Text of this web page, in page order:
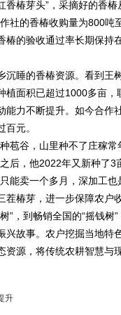
香椿芽头”，采摘好的香
的香椿收购量为800吨
的验收通过率长期保持
的香椿资源。看到王
面积已超过1000多亩，
不断提升。如今合作
元。
谷，山里种不了庄稼常
后，他2022年又新种了3
卖一个多月，深加工也
椿芽，进一步保障农户收
到畅销全国的“摇钱树”
兴故事。农户挖掘当地
资源，将传统农耕智慧
升